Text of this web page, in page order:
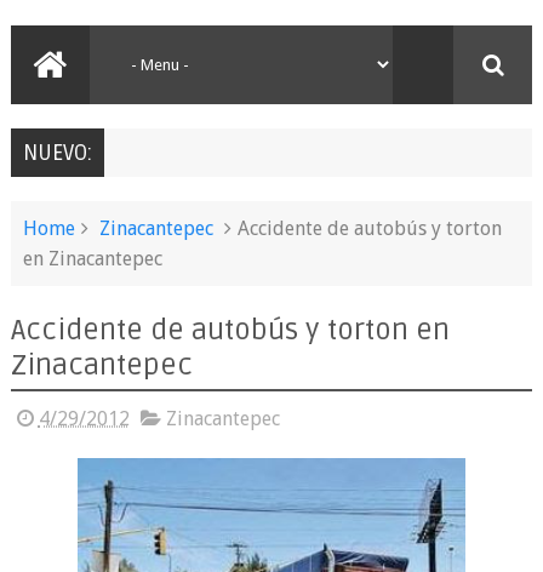
NUEVO:
Home Zinacantepec
Accidente de autobús y torton
en Zinacantepec
Accidente de autobús y torton en
Zinacantepec
4/29/2012 Zinacantepec